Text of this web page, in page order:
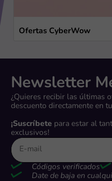
Ofertas CyberWow
Newsletter
¿Quieres recibir las últimas
descuento directamente en
¡Suscríbete para estar al
exclusivos!
Códigos verificados
Date de baja en